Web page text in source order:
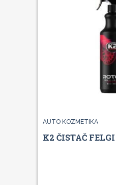
AUTO KOZMETIKA
K2 ČISTAČ